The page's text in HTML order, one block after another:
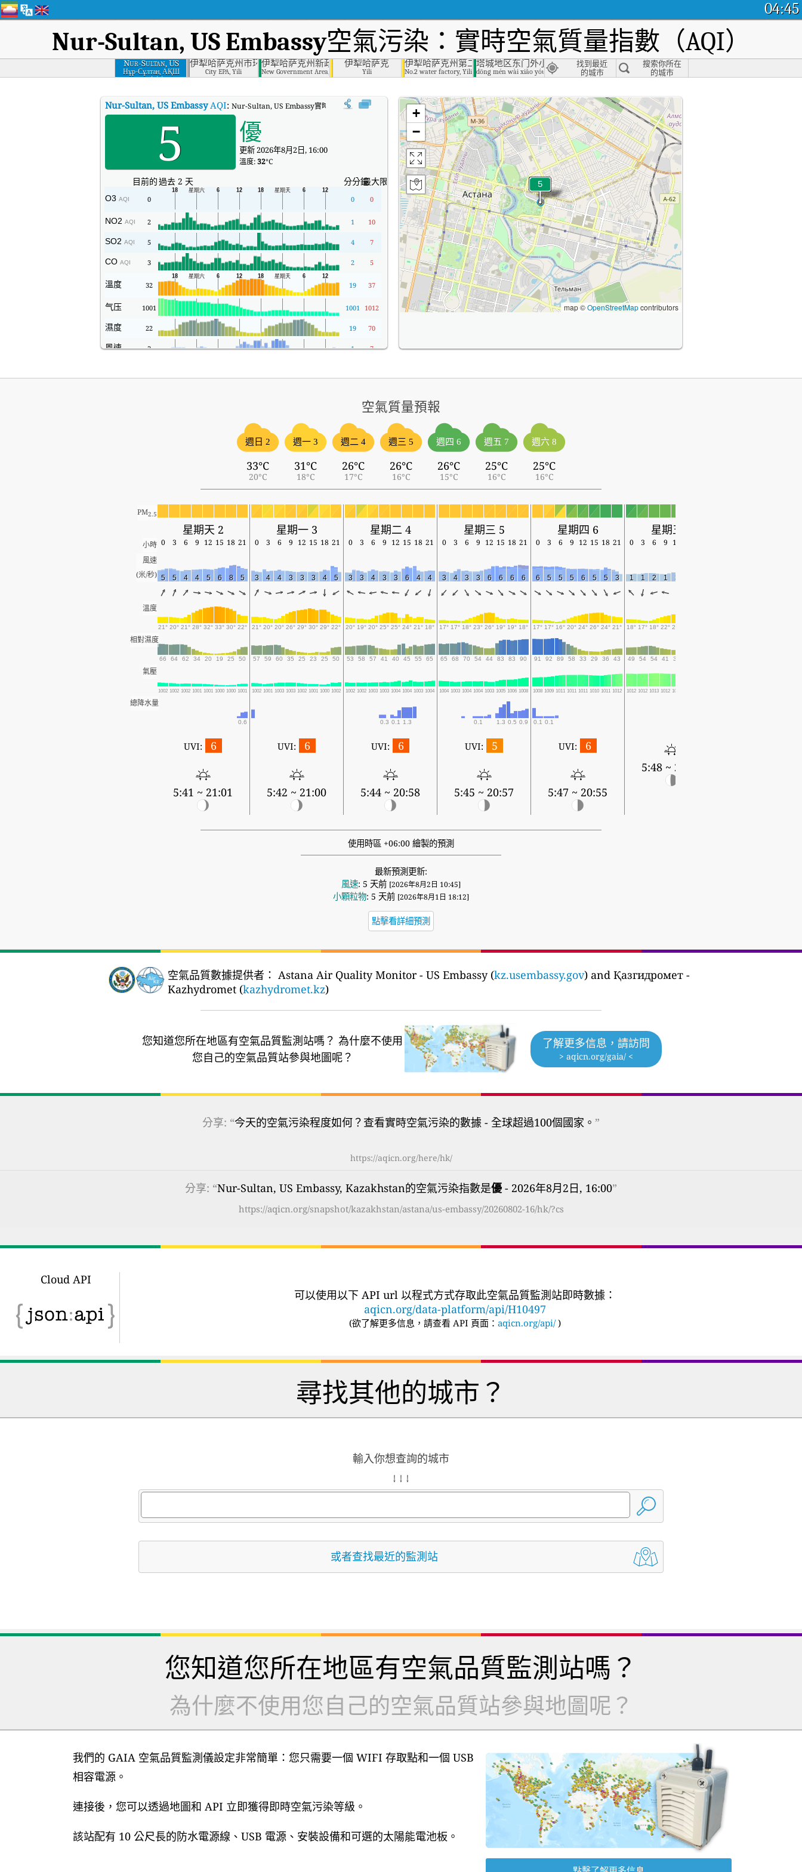
04:45
Nur-Sultan, US Embassy空氣污染：實時空氣質量指數（AQI）
Nur-Sultan, US
Embassy
Нұр-Сұлтан, АҚШ
елшілігі
伊犁哈萨克州市环保局
City EPA, Yili
伊犁哈萨克州新政府片区
New Government Area, Yili
伊犁哈萨克
Yili
伊犁哈萨克州第二水厂
No.2 water factory, Yili
塔城地区东门外小游园
dōng mén wài xiǎo yóuyuán, Tacheng
找到最近
的城市
搜索你所在
的城市
Nur-Sultan, US EmbassyAQI: Nur-Sultan, US Embassy實時空氣質量指數（AQI）。
5 優
更新 2026年8月2日, 16:00
溫度:32°C
目前的過去 2 天 分分鐘最大限度
O3 AQI 0 0 0
NO2 AQI 2 1 10
SO2 AQI 5 4 7
CO AQI 3 2 5
溫度 32 19 37
气压 1001 1001 1012
濕度 22 19 70
風速 3 1 7
+
−
map ©OpenStreetMapcontributors
空氣質量預報
週日 2
33°C
20°C
週一 3
31°C
18°C
週二 4
26°C
17°C
週三 5
26°C
16°C
週四 6
26°C
15°C
週五 7
25°C
16°C
週六 8
25°C
16°C
PM2.5
星期天 2 星期一 3 星期二 4 星期三 5 星期四 6 星期五 7
小時 0 3 6 9 12 15 18 21 0 3 6 9 12 15 18 21 0 3 6 9 12 15 18 21 0 3 6 9 12 15 18 21 0 3 6 9 12 15 18 21 0 3 6 9 12
風速
(米/秒) 5 5 4 4 5 6 8 5 3 4 4 3 3 3 4 5 3 3 4 3 3 6 4 4 3 4 3 3 6 6 6 6 6 5 5 5 6 5 5 3 1 1 2 1 3
溫度
21° 20° 21° 28° 32° 33° 30° 22° 21° 20° 20° 26° 29° 30° 29° 22° 20° 19° 20° 25° 25° 24° 21° 18° 17° 17° 18° 23° 26° 19° 19° 18° 17° 17° 16° 20° 24° 26° 24° 21° 18° 17° 18° 22° 24°
相對濕度
66 64 62 34 20 19 25 50 57 59 60 35 25 23 25 50 53 58 57 41 40 45 55 65 65 68 70 54 44 83 83 90 91 92 89 58 33 29 36 43 49 54 54 41 36
氣壓
1002 1002 1002 1001 1001 1000 1000 1001 1002 1001 1003 1003 1002 1001 1000 1002 1002 1002 1003 1003 1004 1004 1003 1004 1004 1003 1004 1004 1003 1005 1006 1008 1008 1009 1011 1011 1011 1010 1011 1012 1012 1012 1013 1012 1012
總降水量
0.6 0.3 0.1 1.3 0.1 1.3 0.5 0.9 0.1 0.1
UVI: 6
5:41 ~ 21:01
UVI: 6
5:42 ~ 21:00
UVI: 6
5:44 ~ 20:58
UVI: 5
5:45 ~ 20:57
UVI: 6
5:47 ~ 20:55
5:48 ~ 20:53
使用時區 +06:00 繪製的預測
最新預測更新:
風速: 5 天前 [2026年8月2日 10:45]
小顆粒物: 5 天前 [2026年8月1日 18:12]
點擊看詳細預測
空氣品質數據提供者： Astana Air Quality Monitor - US Embassy (kz.usembassy.gov) and Қазгидромет -
Kazhydromet (kazhydromet.kz)
您知道您所在地區有空氣品質監測站嗎？ 為什麼不使用
您自己的空氣品質站參與地圖呢？
了解更多信息，請訪問
> aqicn.org/gaia/ <
分享: “今天的空氣污染程度如何？查看實時空氣污染的數據 - 全球超過100個國家。 ”
https://aqicn.org/here/hk/
分享: “Nur-Sultan, US Embassy, Kazakhstan的空氣污染指數是優 - 2026年8月2日, 16:00”
https://aqicn.org/snapshot/kazakhstan/astana/us-embassy/20260802-16/hk/?cs
Cloud API
可以使用以下 API url 以程式方式存取此空氣品質監測站即時數據：
aqicn.org/data-platform/api/H10497
(欲了解更多信息，請查看 API 頁面： aqicn.org/api/ )
尋找其他的城市？
輸入你想查詢的城市
↓ ↓ ↓
或者查找最近的監測站
您知道您所在地區有空氣品質監測站嗎？
為什麼不使用您自己的空氣品質站參與地圖呢？
我們的 GAIA 空氣品質監測儀設定非常簡單：您只需要一個 WIFI 存取點和一個 USB
相容電源。
連接後，您可以透過地圖和 API 立即獲得即時空氣污染等級。
該站配有 10 公尺長的防水電源線、USB 電源、安裝設備和可選的太陽能電池板。